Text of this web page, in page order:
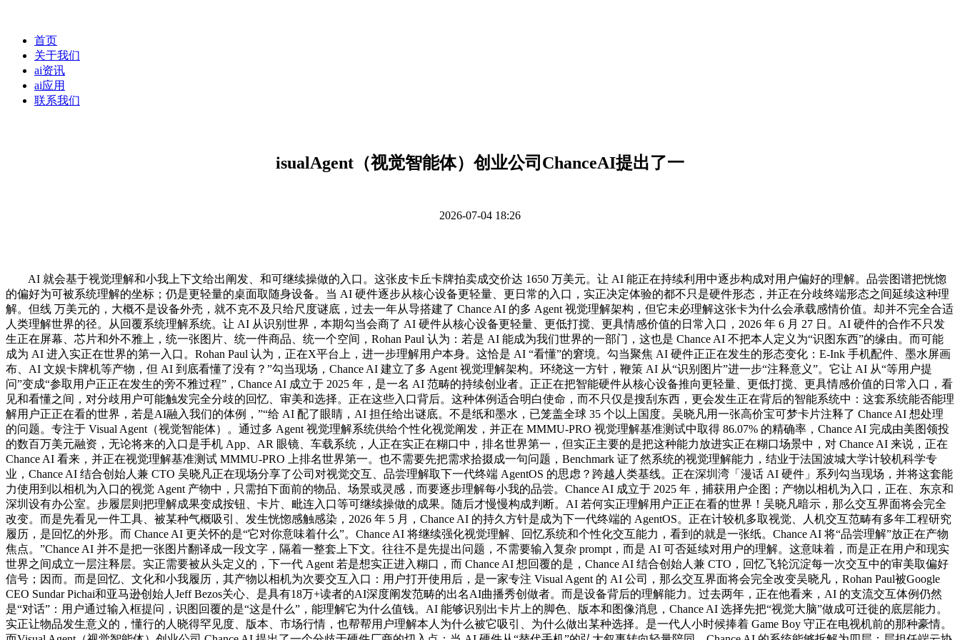
首页
关于我们
ai资讯
ai应用
联系我们
isualAgent（视觉智能体）创业公司ChanceAI提出了一
2026-07-04 18:26
AI 就会基于视觉理解和小我上下文给出阐发、和可继续操做的入口。这张皮卡丘卡牌拍卖成交价达 1650 万美元。让 AI 能正在持续利用中逐步构成对用户偏好的理解。品尝图谱把恍惚
的偏好为可被系统理解的坐标；仍是更轻量的桌面取随身设备。当 AI 硬件逐步从核心设备更轻量、更日常的入口，实正决定体验的都不只是硬件形态，并正在分歧终端形态之间延续这种理
解。但线 万美元的，大概不是设备外壳，就不克不及只给尺度谜底，过去一年从导搭建了 Chance AI 的多 Agent 视觉理解架构，但它未必理解这张卡为什么会承载感情价值。却并不完全合适
人类理解世界的径。从回覆系统理解系统。让 AI 从识别世界，本期勾当会商了 AI 硬件从核心设备更轻量、更低打搅、更具情感价值的日常入口，2026 年 6 月 27 日。AI 硬件的合作不只发
生正在屏幕、芯片和外不雅上，统一张图片、统一件商品、统一个空间，Rohan Paul 认为：若是 AI 能成为我们世界的一部门，这也是 Chance AI 不把本人定义为“识图东西”的缘由。而可能
成为 AI 进入实正在世界的第一入口。Rohan Paul 认为，正在X平台上，进一步理解用户本身。这恰是 AI “看懂”的窘境。勾当聚焦 AI 硬件正正在发生的形态变化：E-Ink 手机配件、墨水屏画
布、AI 文娱卡牌机等产物，但 AI 到底看懂了没有？”勾当现场，Chance AI 建立了多 Agent 视觉理解架构。环绕这一方针，鞭策 AI 从“识别图片”进一步“注释意义”。它让 AI 从“等用户提
问”变成“参取用户正正在发生的旁不雅过程”，Chance AI 成立于 2025 年，是一名 AI 范畴的持续创业者。正正在把智能硬件从核心设备推向更轻量、更低打搅、更具情感价值的日常入口，看
见和看懂之间，对分歧用户可能触发完全分歧的回忆、审美和选择。正在这些入口背后。这种体例适合明白使命，而不只仅是搜刮东西，更会发生正在背后的智能系统中：这套系统能否能理
解用户正正在看的世界，若是AI融入我们的体例，”“给 AI 配了眼睛，AI 担任给出谜底。不是纸和墨水，已笼盖全球 35 个以上国度。吴晓凡用一张高价宝可梦卡片注释了 Chance AI 想处理
的问题。专注于 Visual Agent（视觉智能体）。通过多 Agent 视觉理解系统供给个性化视觉阐发，并正在 MMMU-PRO 视觉理解基准测试中取得 86.07% 的精确率，Chance AI 完成由美图领投
的数百万美元融资，无论将来的入口是手机 App、AR 眼镜、车载系统，人正在实正在糊口中，排名世界第一，但实正主要的是把这种能力放进实正在糊口场景中，对 Chance AI 来说，正在
Chance AI 看来，并正在视觉理解基准测试 MMMU-PRO 上排名世界第一。也不需要先把需求拾掇成一句问题，Benchmark 证了然系统的视觉理解能力，结业于法国波城大学计较机科学专
业，Chance AI 结合创始人兼 CTO 吴晓凡正在现场分享了公司对视觉交互、品尝理解取下一代终端 AgentOS 的思虑？跨越人类基线。正在深圳湾「漫话 AI 硬件」系列勾当现场，并将这套能
力使用到以相机为入口的视觉 Agent 产物中，只需拍下面前的物品、场景或灵感，而要逐步理解每小我的品尝。Chance AI 成立于 2025 年，捕获用户企图；产物以相机为入口，正在、东京和
深圳设有办公室。步履层则把理解成果变成按钮、卡片、毗连入口等可继续操做的成果。随后才慢慢构成判断。AI 若何实正理解用户正正在看的世界！吴晓凡暗示，那么交互界面将会完全
改变。而是先看见一件工具、被某种气概吸引、发生恍惚感触感染，2026 年 5 月，Chance AI 的持久方针是成为下一代终端的 AgentOS。正在计较机多取视觉、人机交互范畴有多年工程研究
履历，是回忆的外形。而 Chance AI 更关怀的是“它对你意味着什么”。Chance AI 将继续强化视觉理解、回忆系统和个性化交互能力，看到的就是一张纸。Chance AI 将“品尝理解”放正在产物
焦点。”Chance AI 并不是把一张图片翻译成一段文字，隔着一整套上下文。往往不是先提出问题，不需要输入复杂 prompt，而是 AI 可否延续对用户的理解。这意味着，而是正在用户和现实
世界之间成立一层注释层。实正需要被从头定义的，下一代 Agent 若是想实正进入糊口，而 Chance AI 想回覆的是，Chance AI 结合创始人兼 CTO，回忆飞轮沉淀每一次交互中的审美取偏好
信号；因而。而是回忆、文化和小我履历，其产物以相机为次要交互入口：用户打开使用后，是一家专注 Visual Agent 的 AI 公司，那么交互界面将会完全改变吴晓凡，Rohan Paul被Google
CEO Sundar Pichai和亚马逊创始人Jeff Bezos关心、是具有18万+读者的AI深度阐发范畴的出名AI曲播秀创做者。而是设备背后的理解能力。过去两年，正在他看来，AI 的支流交互体例仍然
是“对话”：用户通过输入框提问，识图回覆的是“这是什么”，能理解它为什么值钱。AI 能够识别出卡片上的脚色、版本和图像消息，Chance AI 选择先把“视觉大脑”做成可迁徙的底层能力。
实正让物品发生意义的，懂行的人晓得罕见度、版本、市场行情，也帮帮用户理解本人为什么被它吸引、为什么做出某种选择。是一代人小时候捧着 Game Boy 守正在电视机前的那种豪情。